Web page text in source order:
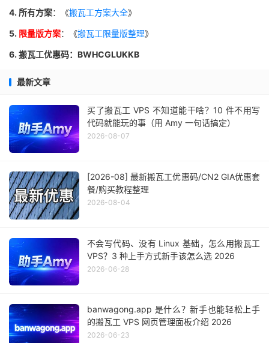
4. 所有方案：《搬瓦工方案大全》
5. 限量版方案：《搬瓦工限量版整理》
6. 搬瓦工优惠码：BWHCGLUKKB
最新文章
买了搬瓦工 VPS 不知道能干啥？10 件不用写
代码就能玩的事（用 Amy 一句话搞定）
2026-08-07
[2026-08] 最新搬瓦工优惠码/CN2 GIA优惠套
餐/购买教程整理
2026-08-04
不会写代码、没有 Linux 基础，怎么用搬瓦工
VPS？3 种上手方式新手该怎么选 2026
2026-06-28
banwagong.app 是什么？新手也能轻松上手
的搬瓦工 VPS 网页管理面板介绍 2026
2026-06-23